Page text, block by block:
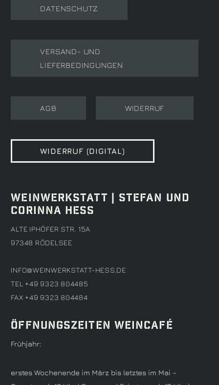
DATENSCHUTZ
VERSAND- UND
LIEFERBEDINGUNGEN
AGB WIDERRUF
WIDERRUF (DIGITAL)
WEINWERKSTATT | STEFAN UND
CORINNA HESS
ALTE IPHÖFER STR. 15A
97348 RÖDELSEE
INFO@WEINWERKSTATT-HESS.DE
TEL +49 9323 804485
FAX +49 9323 804484
Öffnungszeiten Weincafé
Früh­jahr:
erstes Wochenende im März bis letztes im Mai –